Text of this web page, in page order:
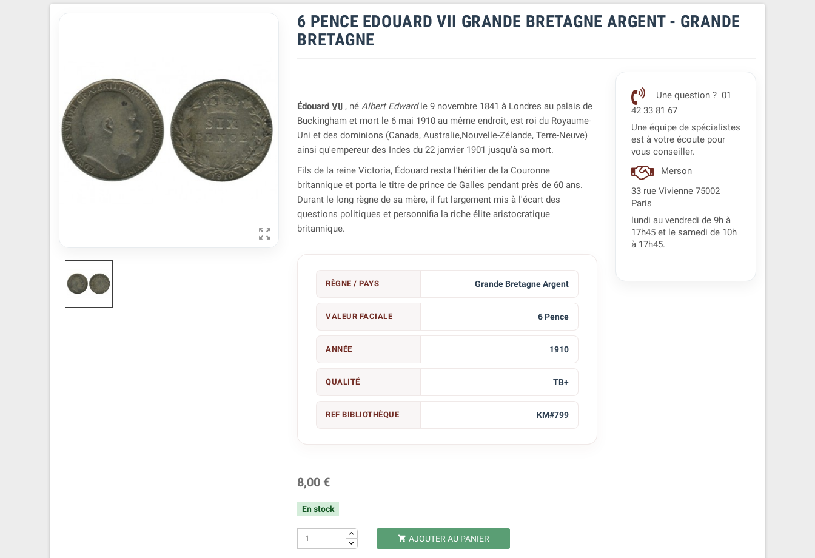

6 PENCE EDOUARD VII GRANDE BRETAGNE ARGENT - GRANDE
BRETAGNE
ÉdouardVII , néAlbert Edwardle 9 novembre 1841 à Londres au palais de
Buckingham et mort le 6 mai 1910 au même endroit, est roi du Royaume-
Uni et des dominions (Canada, Australie,Nouvelle-Zélande, Terre-Neuve)
ainsi qu'empereur des Indes du 22 janvier 1901 jusqu'à sa mort.
Fils de la reine Victoria, Édouard resta l'héritier de la Couronne
britannique et porta le titre de prince de Galles pendant près de 60 ans.
Durant le long règne de sa mère, il fut largement mis à l'écart des
questions politiques et personnifia la riche élite aristocratique
britannique.
RÈGNE / PAYS Grande Bretagne Argent
VALEUR FACIALE 6 Pence
ANNÉE 1910
QUALITÉ TB+
REF BIBLIOTHÈQUE KM#799
8,00 €
En stock
 AJOUTER AU PANIER
Une question ? 01
42 33 81 67
Une équipe de spécialistes
est à votre écoute pour
vous conseiller.
Merson
33 rue Vivienne 75002
Paris
lundi au vendredi de 9h à
17h45 et le samedi de 10h
à 17h45.